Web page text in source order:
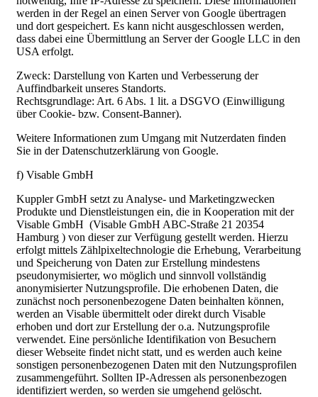
werden in der Regel an einen Server von Google übertragen
und dort gespeichert. Es kann nicht ausgeschlossen werden,
dass dabei eine Übermittlung an Server der Google LLC in den
USA erfolgt.
Zweck: Darstellung von Karten und Verbesserung der
Auffindbarkeit unseres Standorts.
Rechtsgrundlage: Art. 6 Abs. 1 lit. a DSGVO (Einwilligung
über Cookie- bzw. Consent-Banner).
Weitere Informationen zum Umgang mit Nutzerdaten finden
Sie in der Datenschutzerklärung von Google.
f) Visable GmbH
Kuppler GmbH setzt zu Analyse- und Marketingzwecken
Produkte und Dienstleistungen ein, die in Kooperation mit der
Visable GmbH (Visable GmbH ABC-Straße 21 20354
Hamburg ) von dieser zur Verfügung gestellt werden. Hierzu
erfolgt mittels Zählpixeltechnologie die Erhebung, Verarbeitung
und Speicherung von Daten zur Erstellung mindestens
pseudonymisierter, wo möglich und sinnvoll vollständig
anonymisierter Nutzungsprofile. Die erhobenen Daten, die
zunächst noch personenbezogene Daten beinhalten können,
werden an Visable übermittelt oder direkt durch Visable
erhoben und dort zur Erstellung der o.a. Nutzungsprofile
verwendet. Eine persönliche Identifikation von Besuchern
dieser Webseite findet nicht statt, und es werden auch keine
sonstigen personenbezogenen Daten mit den Nutzungsprofilen
zusammengeführt. Sollten IP-Adressen als personenbezogen
identifiziert werden, so werden sie umgehend gelöscht.